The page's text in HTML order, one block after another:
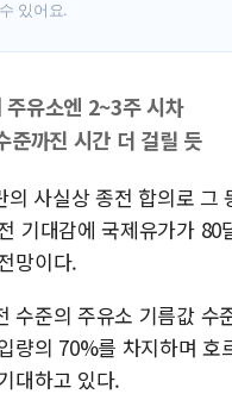
있어요.
유소엔 2~3주 시차
까진 시간 더 걸릴 듯
사실상 종전 합의로 그
기대감에 국제유가가
망이다.
수준의 주유소 기름값
량의 70%를 차지하며
대하고 있다.